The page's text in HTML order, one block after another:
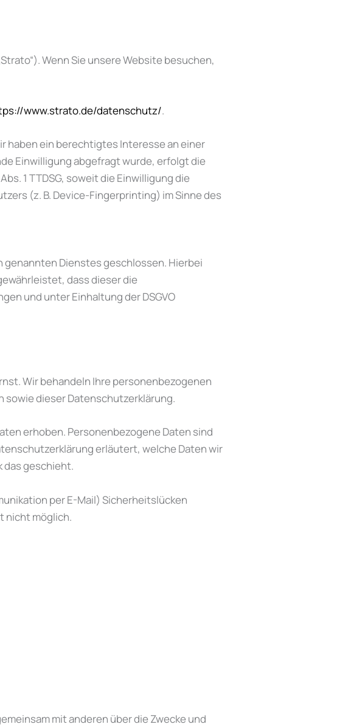
Wenn Sie unsere Website besuchen,
www.strato.de/datenschutz/.
haben ein berechtigtes Interesse an einer
Einwilligung abgefragt wurde, erfolgt die
1 TTDSG, soweit die Einwilligung die
(z. B. Device-Fingerprinting) im Sinne des
genannten Dienstes geschlossen. Hierbei
dass dieser die
und unter Einhaltung der DSGVO
Wir behandeln Ihre personenbezogenen
dieser Datenschutzerklärung.
erhoben. Personenbezogene Daten sind
erläutert, welche Daten wir
das geschieht.
per E-Mail) Sicherheitslücken
nicht möglich.
mit anderen über die Zwecke und